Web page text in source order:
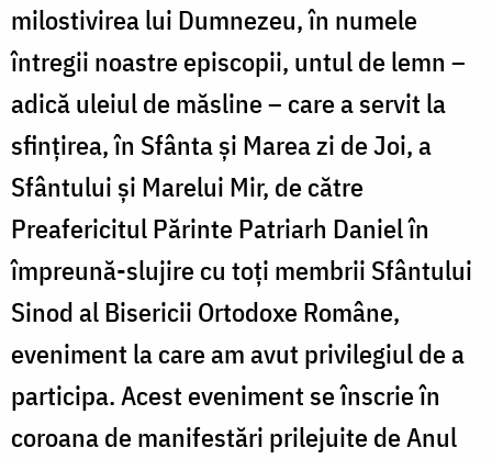
milostivirea lui Dumnezeu, în numele
întregii noastre episcopii, untul de lemn –
adică uleiul de măsline – care a servit la
sfințirea, în Sfânta și Marea zi de Joi, a
Sfântului și Marelui Mir, de către
Preafericitul Părinte Patriarh Daniel în
împreună-slujire cu toți membrii Sfântului
Sinod al Bisericii Ortodoxe Române,
eveniment la care am avut privilegiul de a
participa. Acest eveniment se înscrie în
coroana de manifestări prilejuite de Anul